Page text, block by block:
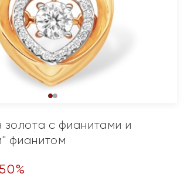
золота с фианитами и
фианитом
50%